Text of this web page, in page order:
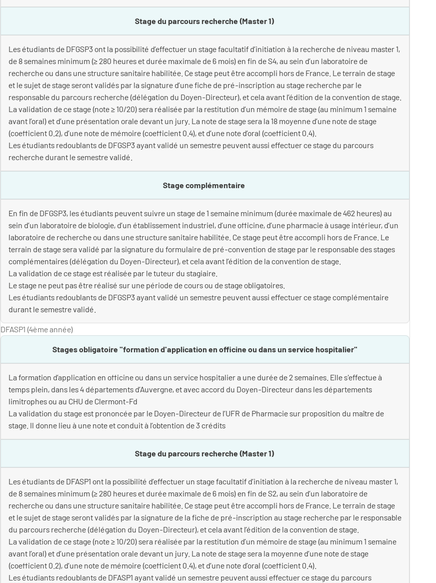
Stage du parcours recherche (Master 1)
Les étudiants de DFGSP3 ont la possibilité d’effectuer un stage facultatif d’initiation à la recherche de niveau master 1,
de 8 semaines minimum (≥ 280 heures et durée maximale de 6 mois) en fin de S4, au sein d’un laboratoire de
recherche ou dans une structure sanitaire habilitée. Ce stage peut être accompli hors de France. Le terrain de stage
et le sujet de stage seront validés par la signature d’une fiche de pré-inscription au stage recherche par le
responsable du parcours recherche (délégation du Doyen-Directeur), et cela avant l’édition de la convention de stage.
La validation de ce stage (note ≥ 10/20) sera réalisée par la restitution d’un mémoire de stage (au minimum 1 semaine
avant l’oral) et d’une présentation orale devant un jury. La note de stage sera la 18 moyenne d’une note de stage
(coefficient 0.2), d’une note de mémoire (coefficient 0.4), et d’une note d’oral (coefficient 0.4).
Les étudiants redoublants de DFGSP3 ayant validé un semestre peuvent aussi effectuer ce stage du parcours
recherche durant le semestre validé.
Stage complémentaire
En fin de DFGSP3, les étudiants peuvent suivre un stage de 1 semaine minimum (durée maximale de 462 heures) au
sein d’un laboratoire de biologie, d’un établissement industriel, d’une officine, d’une pharmacie à usage intérieur, d’un
laboratoire de recherche ou dans une structure sanitaire habilitée. Ce stage peut être accompli hors de France. Le
terrain de stage sera validé par la signature du formulaire de pré-convention de stage par le responsable des stages
complémentaires (délégation du Doyen-Directeur), et cela avant l’édition de la convention de stage.
La validation de ce stage est réalisée par le tuteur du stagiaire.
Le stage ne peut pas être réalisé sur une période de cours ou de stage obligatoires.
Les étudiants redoublants de DFGSP3 ayant validé un semestre peuvent aussi effectuer ce stage complémentaire
durant le semestre validé.
DFASP1 (4ème année)
Stages obligatoire "formation d'application en officine ou dans un service hospitalier"
La formation d’application en officine ou dans un service hospitalier a une durée de 2 semaines. Elle s'effectue à
temps plein, dans les 4 départements d’Auvergne, et avec accord du Doyen-Directeur dans les départements
limitrophes ou au CHU de Clermont-Fd
La validation du stage est prononcée par le Doyen-Directeur de l’UFR de Pharmacie sur proposition du maître de
stage. Il donne lieu à une note et conduit à l’obtention de 3 crédits
Stage du parcours recherche (Master 1)
Les étudiants de DFASP1 ont la possibilité d’effectuer un stage facultatif d’initiation à la recherche de niveau master 1,
de 8 semaines minimum (≥ 280 heures et durée maximale de 6 mois) en fin de S2, au sein d’un laboratoire de
recherche ou dans une structure sanitaire habilitée. Ce stage peut être accompli hors de France. Le terrain de stage
et le sujet de stage seront validés par la signature de la fiche de pré-inscription au stage recherche par le responsable
du parcours recherche (délégation du Doyen-Directeur), et cela avant l’édition de la convention de stage.
La validation de ce stage (note ≥ 10/20) sera réalisée par la restitution d’un mémoire de stage (au minimum 1 semaine
avant l’oral) et d’une présentation orale devant un jury. La note de stage sera la moyenne d’une note de stage
(coefficient 0.2), d’une note de mémoire (coefficient 0.4), et d’une note d’oral (coefficient 0.4).
Les étudiants redoublants de DFASP1 ayant validé un semestre peuvent aussi effectuer ce stage du parcours